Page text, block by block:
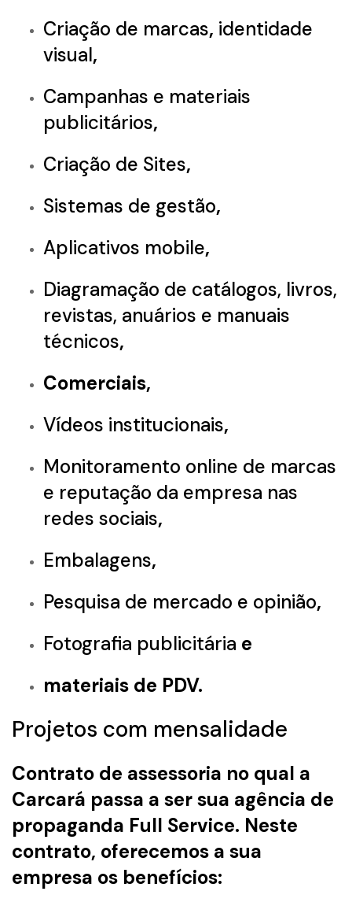
Criação de marcas, identidade
visual,
Campanhas e materiais
publicitários,
Criação de Sites,
Sistemas de gestão,
Aplicativos mobile,
Diagramação de catálogos, livros,
revistas, anuários e manuais
técnicos,
Comerciais,
Vídeos institucionais,
Monitoramento online de marcas
e reputação da empresa nas
redes sociais,
Embalagens,
Pesquisa de mercado e opinião,
Fotografia publicitária e
materiais de PDV.
Projetos com mensalidade
Contrato de assessoria no qual a
Carcará passa a ser sua agência de
propaganda Full Service. Neste
contrato, oferecemos a sua
empresa os benefícios: